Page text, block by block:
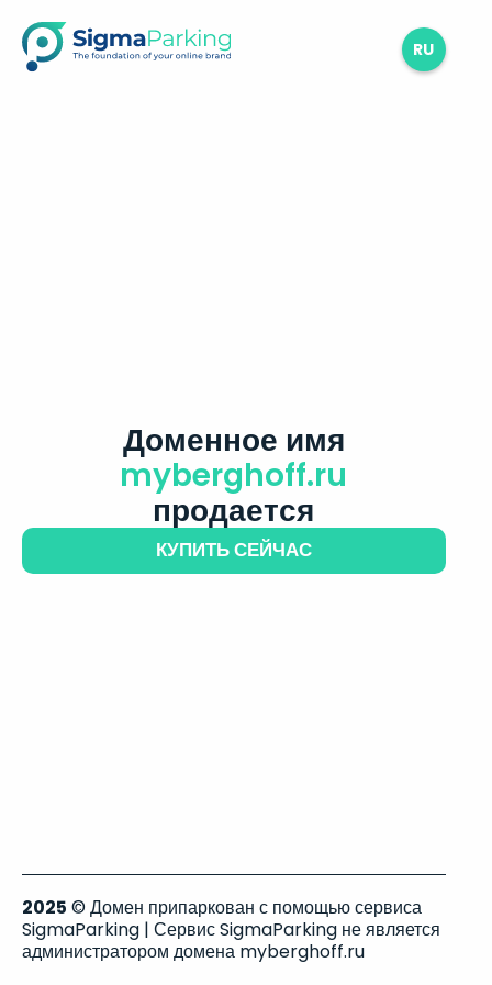
RU
Доменное имя
myberghoff.ru
продается
КУПИТЬ СЕЙЧАС
2025 © Домен припаркован с помощью сервиса
SigmaParking | Сервис SigmaParking не является
администратором домена myberghoff.ru